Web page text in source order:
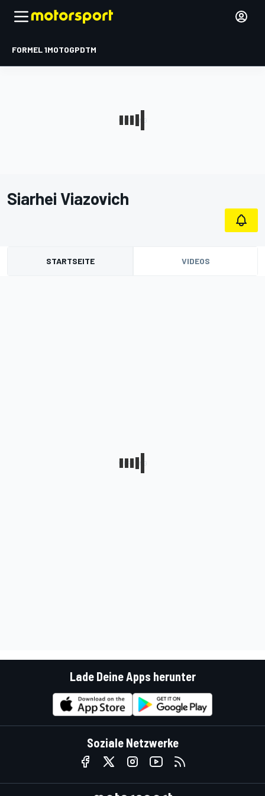
FORMEL 1MOTOGPDTM
Siarhei Viazovich
STARTSEITE VIDEOS
Lade Deine Apps herunter
Soziale Netzwerke